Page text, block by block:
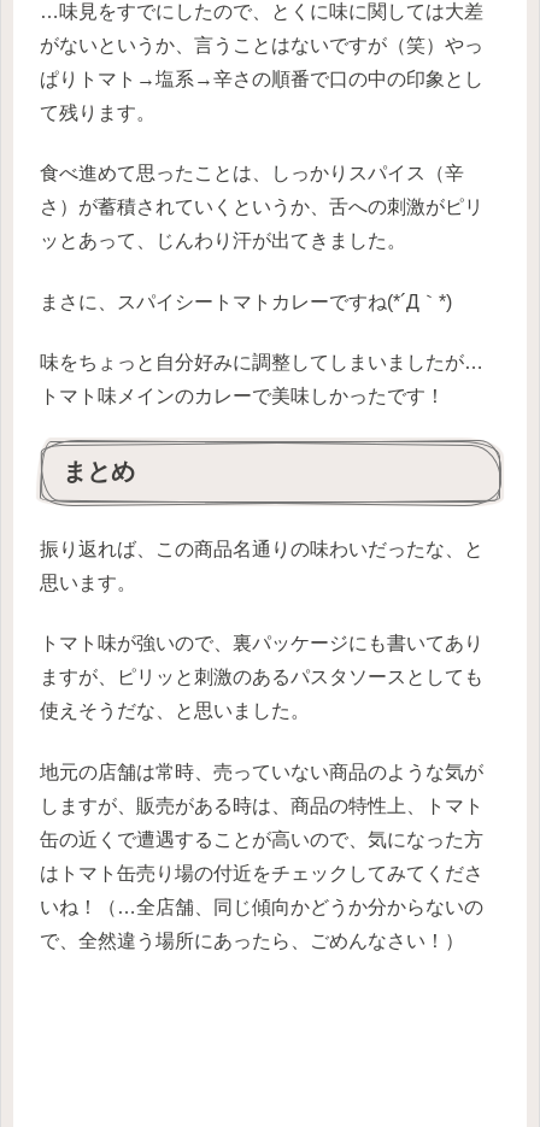
…味見をすでにしたので、とくに味に関しては大差
がないというか、言うことはないですが（笑）やっ
ぱりトマト→塩系→辛さの順番で口の中の印象とし
て残ります。
食べ進めて思ったことは、しっかりスパイス（辛
さ）が蓄積されていくというか、舌への刺激がピリ
ッとあって、じんわり汗が出てきました。
まさに、スパイシートマトカレーですね(*´Д｀*)
味をちょっと自分好みに調整してしまいましたが…
トマト味メインのカレーで美味しかったです！
まとめ
振り返れば、この商品名通りの味わいだったな、と
思います。
トマト味が強いので、裏パッケージにも書いてあり
ますが、ピリッと刺激のあるパスタソースとしても
使えそうだな、と思いました。
地元の店舗は常時、売っていない商品のような気が
しますが、販売がある時は、商品の特性上、トマト
缶の近くで遭遇することが高いので、気になった方
はトマト缶売り場の付近をチェックしてみてくださ
いね！（…全店舗、同じ傾向かどうか分からないの
で、全然違う場所にあったら、ごめんなさい！）